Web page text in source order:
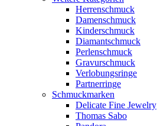
Herrenschmuck
Damenschmuck
Kinderschmuck
Diamantschmuck
Perlenschmuck
Gravurschmuck
Verlobungsringe
Partnerringe
Schmuckmarken
Delicate Fine Jewelry
Thomas Sabo